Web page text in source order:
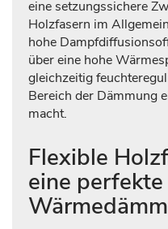
eine setzungssichere
Holzfasern im
hohe
über eine hohe
gleichzeitig
Bereich der Dämmung
macht.
Flexible
eine perfekte